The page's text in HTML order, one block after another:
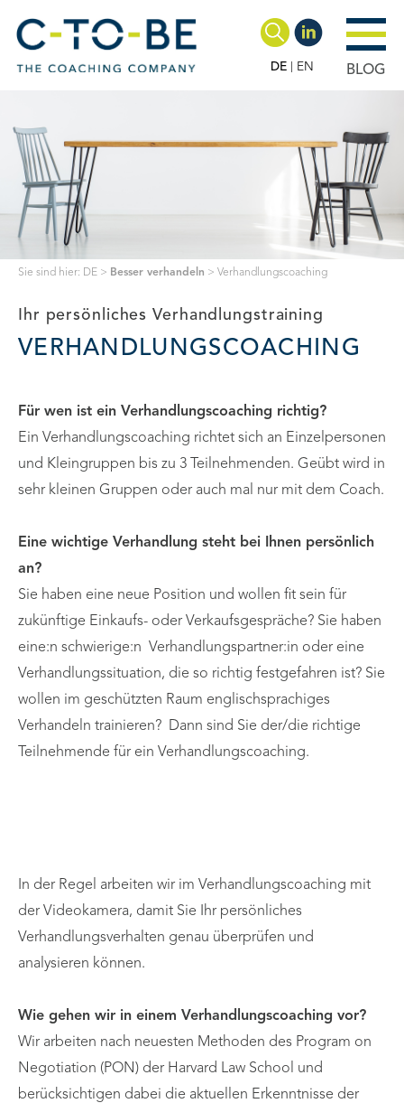
DE EN BLOG
Sie sind hier: DE > Besser verhandeln > Verhandlungscoaching
Ihr persönliches Verhandlungstraining
VERHANDLUNGSCOACHING
Für wen ist ein Verhandlungscoaching richtig?
Ein Verhandlungscoaching richtet sich an Einzelpersonen
und Kleingruppen bis zu 3 Teilnehmenden. Geübt wird in
sehr kleinen Gruppen oder auch mal nur mit dem Coach.
Eine wichtige Verhandlung steht bei Ihnen persönlich
an?
Sie haben eine neue Position und wollen fit sein für
zukünftige Einkaufs- oder Verkaufsgespräche? Sie haben
eine:n schwierige:n Verhandlungspartner:in oder eine
Verhandlungssituation, die so richtig festgefahren ist? Sie
wollen im geschützten Raum englischsprachiges
Verhandeln trainieren? Dann sind Sie der/die richtige
Teilnehmende für ein Verhandlungscoaching.
In der Regel arbeiten wir im Verhandlungscoaching mit
der Videokamera, damit Sie Ihr persönliches
Verhandlungsverhalten genau überprüfen und
analysieren können.
Wie gehen wir in einem Verhandlungscoaching vor?
Wir arbeiten nach neuesten Methoden des Program on
Negotiation (PON) der Harvard Law School und
berücksichtigen dabei die aktuellen Erkenntnisse der